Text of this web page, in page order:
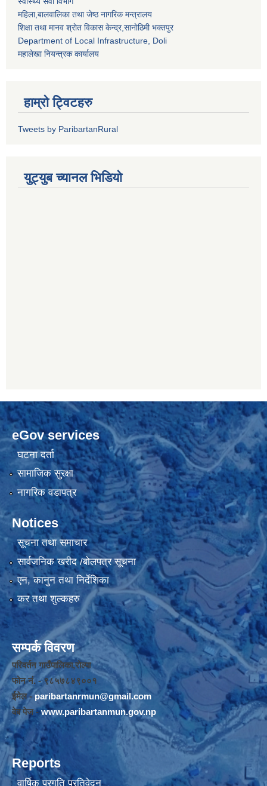
महिला,बालवालिका तथा जेष्ठ नागरिक मन्त्रालय
शिक्षा तथा मानव श्राेत विकास केन्द्र,सानाेठिमी भक्तपुर
Department of Local Infrastructure, Doli
महालेखा नियन्त्रक कार्यालय
हाम्रो ट्विटहरु
Tweets by ParibartanRural
युट्युब च्यानल भिडियाे
eGov services
घटना दर्ता
सामाजिक सुरक्षा
नागरिक वडापत्र
Notices
सूचना तथा समाचार
सार्वजनिक खरीद /बोलपत्र सूचना
एन, कानुन तथा निर्देशिका
कर तथा शुल्कहरु
सम्पर्क विवरण
परिवर्तन गाउँपालिका,रोल्पा
फोन नंं. - ९८५७८४९००१
ईमेल -paribartanrmun@gmail.com
वेब पेज -www.paribartanmun.gov.np
Reports
वार्षिक प्रगति प्रतिवेदन